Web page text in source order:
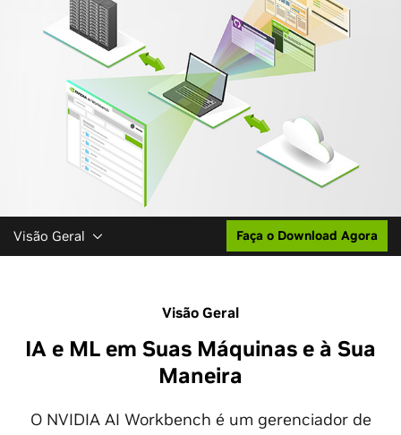
Visão Geral Faça o Download Agora
Visão Geral
IA e ML em Suas Máquinas e à Sua
Maneira
O NVIDIA AI Workbench é um gerenciador de